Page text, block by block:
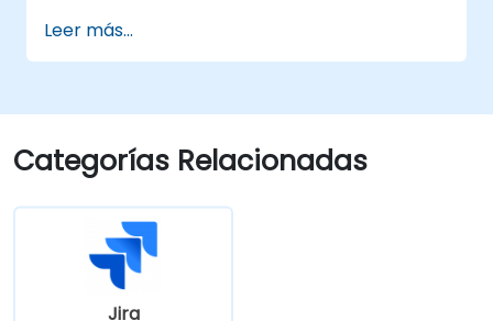
Leer más...
Categorías Relacionadas
Jira